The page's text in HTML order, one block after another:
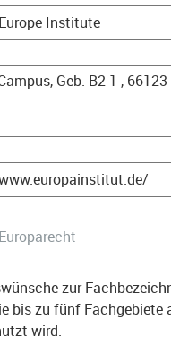
zur
bis zu fünf Fachgebiete
wird.